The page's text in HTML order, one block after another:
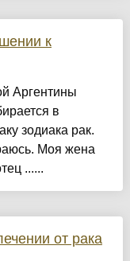
к
Аргентины
в
зодиака рак.
Моя жена
......
от рака